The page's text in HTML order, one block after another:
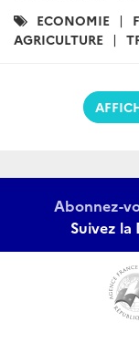
Catégories
:
ECONOMIE
AGRICULTURE
Abonnez-
Suivez la